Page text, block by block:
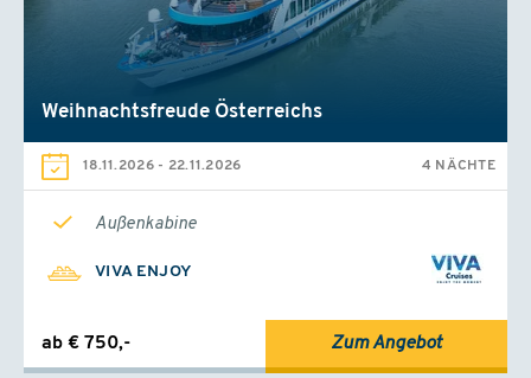
Weihnachtsfreude Österreichs
18.11.2026- 22.11.2026 4 NÄCHTE
Außenkabine
VIVA ENJOY
ab € 750,- Zum Angebot